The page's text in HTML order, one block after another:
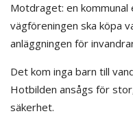
Motdraget: en
vägföreningen ska köpa
anläggningen för
Det kom inga barn till
Hotbilden ansågs för
säkerhet.